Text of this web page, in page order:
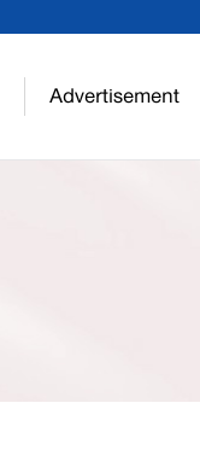
Advertisement